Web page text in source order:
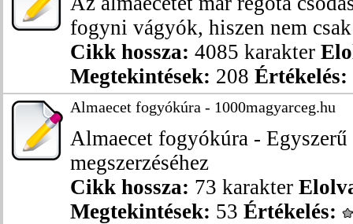
fogyni vágyók, hiszen nem
Cikk hossza: 4085 karakter
Megtekintések: 208 Értékelés:
Almaecet fogyókúra - 1000magyarceg.hu
Almaecet fogyókúra -
megszerzéséhez
Cikk hossza: 73 karakter
Megtekintések: 53 Értékelés: